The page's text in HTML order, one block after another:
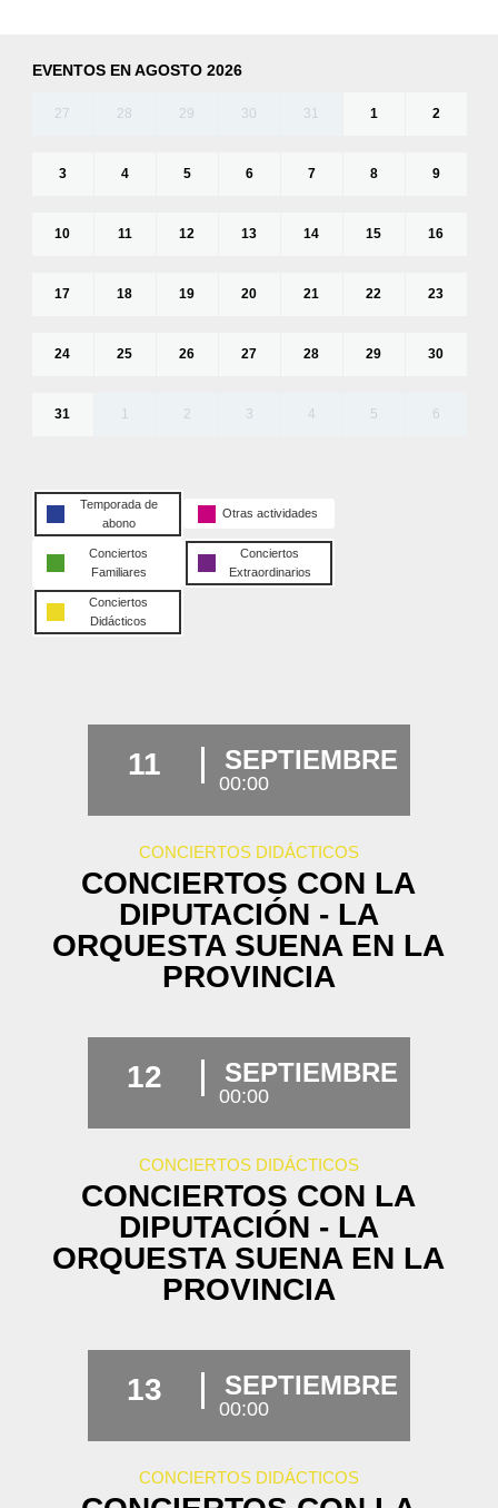
EVENTOS EN AGOSTO 2026
27 28 29 30 31 1 2
3 4 5 6 7 8 9
10 11 12 13 14 15 16
17 18 19 20 21 22 23
24 25 26 27 28 29 30
31 1 2 3 4 5 6
Temporada de
abono
Otras actividades
Conciertos
Familiares
Conciertos
Extraordinarios
Conciertos
Didácticos
11 SEPTIEMBRE
00:00
CONCIERTOS DIDÁCTICOS
CONCIERTOS CON LA
DIPUTACIÓN - LA
ORQUESTA SUENA EN LA
PROVINCIA
12 SEPTIEMBRE
00:00
CONCIERTOS DIDÁCTICOS
CONCIERTOS CON LA
DIPUTACIÓN - LA
ORQUESTA SUENA EN LA
PROVINCIA
13 SEPTIEMBRE
00:00
CONCIERTOS DIDÁCTICOS